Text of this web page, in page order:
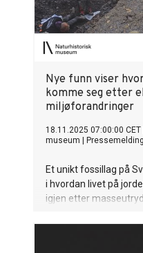
Nye funn viser
komme seg etter
miljøforandringer
18.11.2025 07:00:00 CET
museum
Pressemelding
Et unikt fossillag på
i hvordan livet på
igjen etter
ekstraordinært